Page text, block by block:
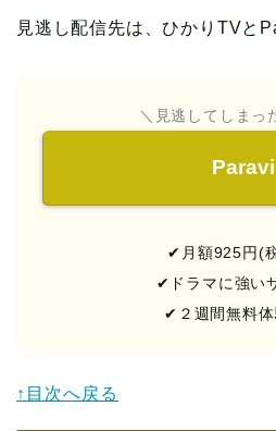
見逃し配信先は、ひかりTVと
＼見逃してしまっ
Paravi
✔︎月額925円(
✔︎ドラマに強い
✔︎２週間無料体
↑目次へ戻る